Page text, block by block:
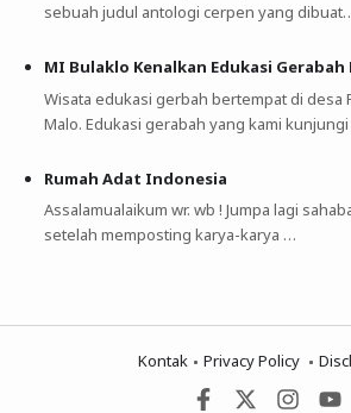
sebuah judul antologi cerpen yang
MI Bulaklo Kenalkan Edukasi Gerabah
Wisata edukasi gerbah bertempat di desa
Malo. Edukasi gerabah yang kami
Rumah Adat Indonesia
Assalamualaikum wr. wb ! Jumpa lagi
setelah memposting karya-karya …
Kontak Privacy Policy